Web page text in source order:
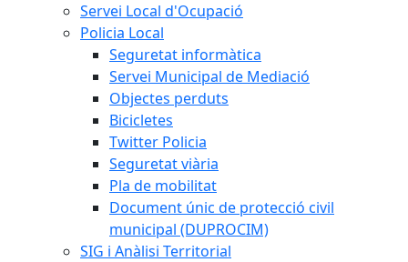
Servei Local d'Ocupació
Policia Local
Seguretat informàtica
Servei Municipal de Mediació
Objectes perduts
Bicicletes
Twitter Policia
Seguretat viària
Pla de mobilitat
Document únic de protecció civil
municipal (DUPROCIM)
SIG i Anàlisi Territorial